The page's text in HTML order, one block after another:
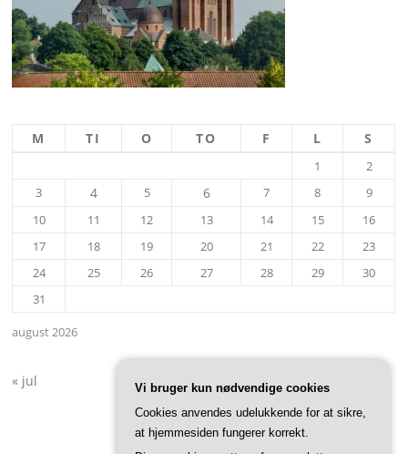
august 2026
M TI O TO F L S
1
2
3
4 5 6 7 8
9
10
11 12 13 14 15
16
17
18 19 20 21 22
23
24
25 26 27 28 29
30
31
« jul
Vi bruger kun nødvendige cookies
Cookies anvendes udelukkende for at sikre,
at hjemmesiden fungerer korrekt.